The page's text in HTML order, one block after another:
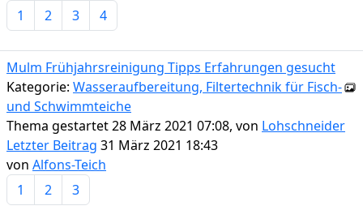
1
2 3 4
Mulm Frühjahrsreinigung Tipps Erfahrungen gesucht
Kategorie: Wasseraufbereitung, Filtertechnik für Fisch-
und Schwimmteiche
Thema gestartet 28 März 2021 07:08, von Lohschneider
Letzter Beitrag 31 März 2021 18:43
von Alfons-Teich
1
2 3